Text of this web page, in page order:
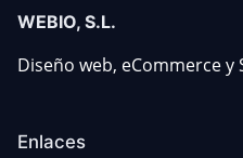
WEBIO, S.L.
Diseño web, eCommerce y
Enlaces